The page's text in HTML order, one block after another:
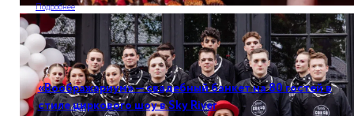
Подробнее
«Воображариум» — свадебный банкет на 80 гостей в
стиле циркового шоу в Sky River